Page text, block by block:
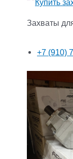
Захваты
+7 (910)